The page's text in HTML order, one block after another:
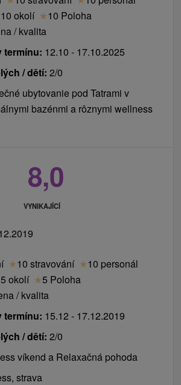
připojení přes kabel
není možné ubytování se
10 okolí ★10 Poloha
/ kvalita
termínu: 12.10 - 17.10.2025
/ dětí: 2/0
ubytovanie pod Tatrami v
bazénmi a rôznymi wellness
8,0
VYNIKAJÍCÍ
★10 stravování ★10 personál
5 okolí ★5 Poloha
/ kvalita
termínu: 15.12 - 17.12.2019
/ dětí: 2/0
víkend a Relaxačná pohoda
strava